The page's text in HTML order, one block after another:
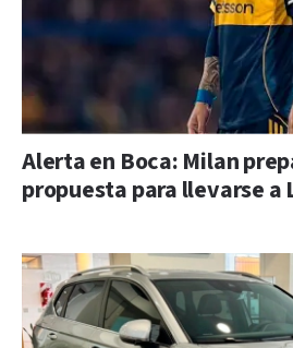
Alerta en Boca: Milan
propuesta para llevarse a